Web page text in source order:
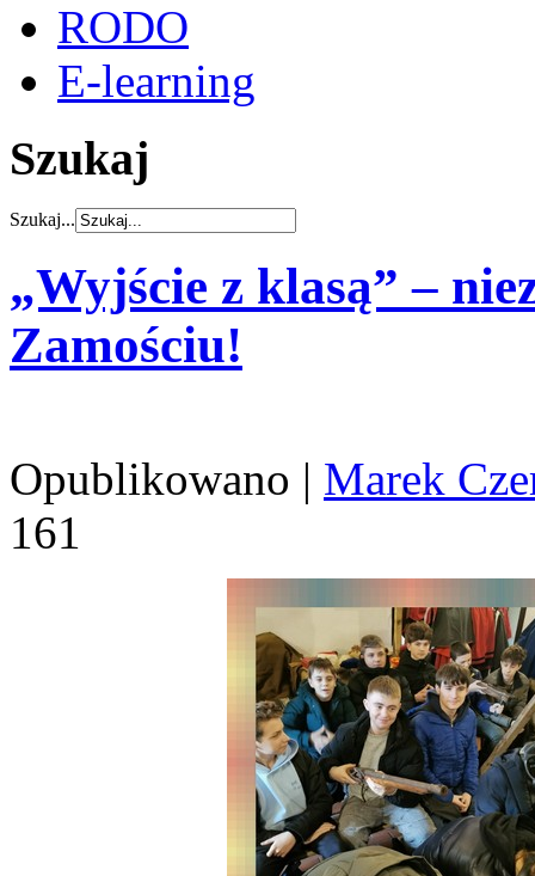
RODO
E-learning
Szukaj
Szukaj...
„Wyjście z klasą” –
Zamościu!
Opublikowano | Marek
161